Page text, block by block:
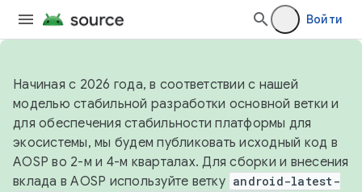
Войти
Начиная с 2026 года, в соответствии с нашей
моделью стабильной разработки основной ветки и
для обеспечения стабильности платформы для
экосистемы, мы будем публиковать исходный код в
AOSP во 2-м и 4-м кварталах. Для сборки и внесения
вклада в AOSP используйте ветку android-latest-